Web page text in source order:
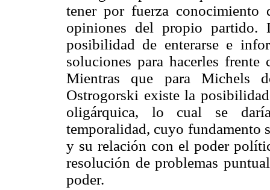
tener por fuerza
opiniones del propio partido.
posibilidad de enterarse e
soluciones para hacerles
Mientras que para Michels
Ostrogorski existe la
oligárquica, lo cual se
temporalidad, cuyo fundamento
y su relación con el poder
resolución de problemas
poder.